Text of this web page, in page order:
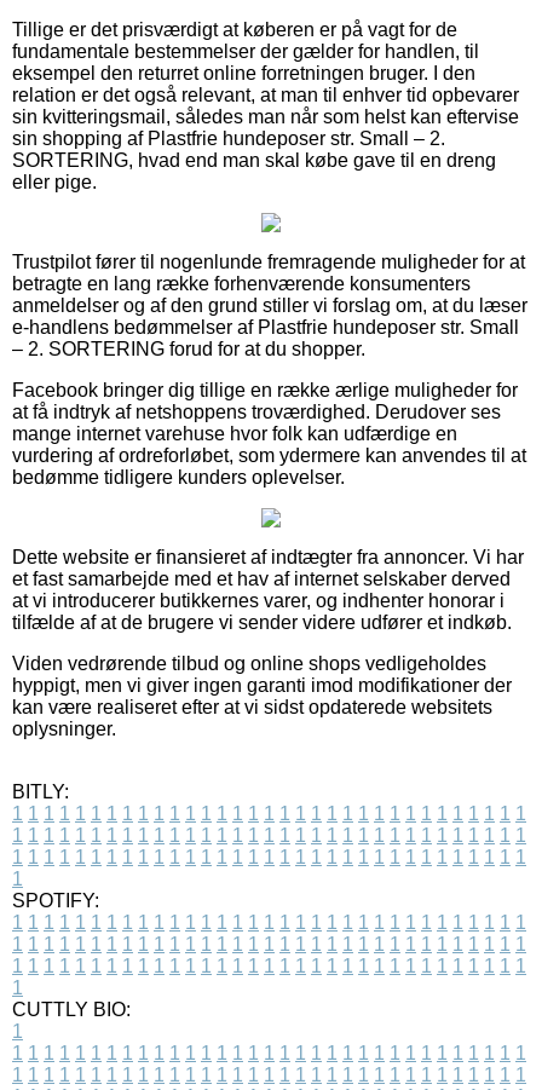
Tillige er det prisværdigt at køberen er på vagt for de
fundamentale bestemmelser der gælder for handlen, til
eksempel den returret online forretningen bruger. I den
relation er det også relevant, at man til enhver tid opbevarer
sin kvitteringsmail, således man når som helst kan eftervise
sin shopping af Plastfrie hundeposer str. Small – 2.
SORTERING, hvad end man skal købe gave til en dreng
eller pige.
Trustpilot fører til nogenlunde fremragende muligheder for at
betragte en lang række forhenværende konsumenters
anmeldelser og af den grund stiller vi forslag om, at du læser
e-handlens bedømmelser af Plastfrie hundeposer str. Small
– 2. SORTERING forud for at du shopper.
Facebook bringer dig tillige en række ærlige muligheder for
at få indtryk af netshoppens troværdighed. Derudover ses
mange internet varehuse hvor folk kan udfærdige en
vurdering af ordreforløbet, som ydermere kan anvendes til at
bedømme tidligere kunders oplevelser.
Dette website er finansieret af indtægter fra annoncer. Vi har
et fast samarbejde med et hav af internet selskaber derved
at vi introducerer butikkernes varer, og indhenter honorar i
tilfælde af at de brugere vi sender videre udfører et indkøb.
Viden vedrørende tilbud og online shops vedligeholdes
hyppigt, men vi giver ingen garanti imod modifikationer der
kan være realiseret efter at vi sidst opdaterede websitets
oplysninger.
BITLY:
1 1 1 1 1 1 1 1 1 1 1 1 1 1 1 1 1 1 1 1 1 1 1 1 1 1 1 1 1 1 1 1 1
1 1 1 1 1 1 1 1 1 1 1 1 1 1 1 1 1 1 1 1 1 1 1 1 1 1 1 1 1 1 1 1 1
1 1 1 1 1 1 1 1 1 1 1 1 1 1 1 1 1 1 1 1 1 1 1 1 1 1 1 1 1 1 1 1 1
1
SPOTIFY:
1 1 1 1 1 1 1 1 1 1 1 1 1 1 1 1 1 1 1 1 1 1 1 1 1 1 1 1 1 1 1 1 1
1 1 1 1 1 1 1 1 1 1 1 1 1 1 1 1 1 1 1 1 1 1 1 1 1 1 1 1 1 1 1 1 1
1 1 1 1 1 1 1 1 1 1 1 1 1 1 1 1 1 1 1 1 1 1 1 1 1 1 1 1 1 1 1 1 1
1
CUTTLY BIO:
1
1 1 1 1 1 1 1 1 1 1 1 1 1 1 1 1 1 1 1 1 1 1 1 1 1 1 1 1 1 1 1 1 1
1 1 1 1 1 1 1 1 1 1 1 1 1 1 1 1 1 1 1 1 1 1 1 1 1 1 1 1 1 1 1 1 1